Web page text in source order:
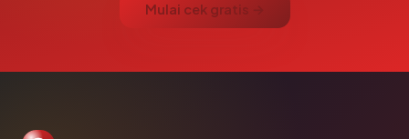
Mulai cek gratis →